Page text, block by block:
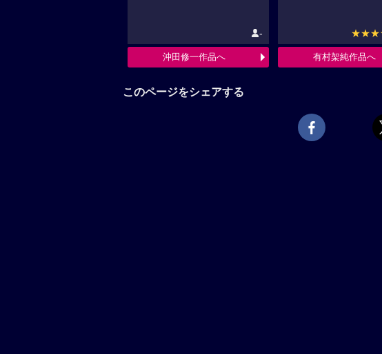
-
沖田修一作品へ 有村架純作品へ
このページをシェアする